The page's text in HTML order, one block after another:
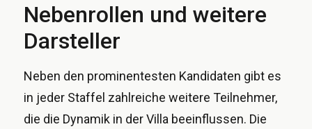
Nebenrollen und weitere
Darsteller
Neben den prominentesten Kandidaten gibt es
in jeder Staffel zahlreiche weitere Teilnehmer,
die die Dynamik in der Villa beeinflussen. Die